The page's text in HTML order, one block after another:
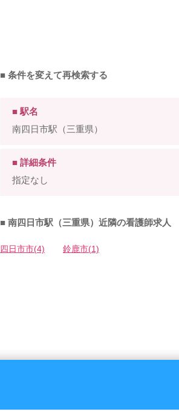
■ 条件を変えて再検索する
■ 駅名
南四日市駅（三重県）
■ 詳細条件
指定なし
■ 南四日市駅（三重県）近隣の看護師求人
四日市市(4) 鈴鹿市(1)